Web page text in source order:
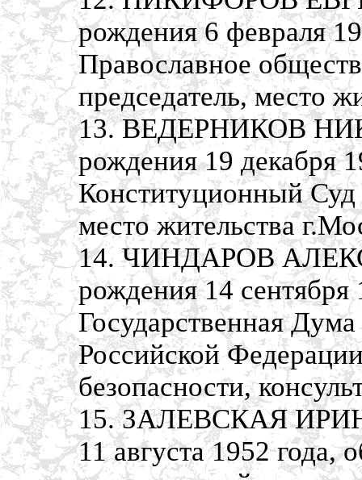
рождения 6 февраля
Православное
председатель, место
13. ВЕДЕРНИКОВ
рождения 19 декабря
Конституционный Суд
место жительства
14. ЧИНДАРОВ
рождения 14 сентября
Государственная
Российской
безопасности,
15. ЗАЛЕВСКАЯ
11 августа 1952 года,